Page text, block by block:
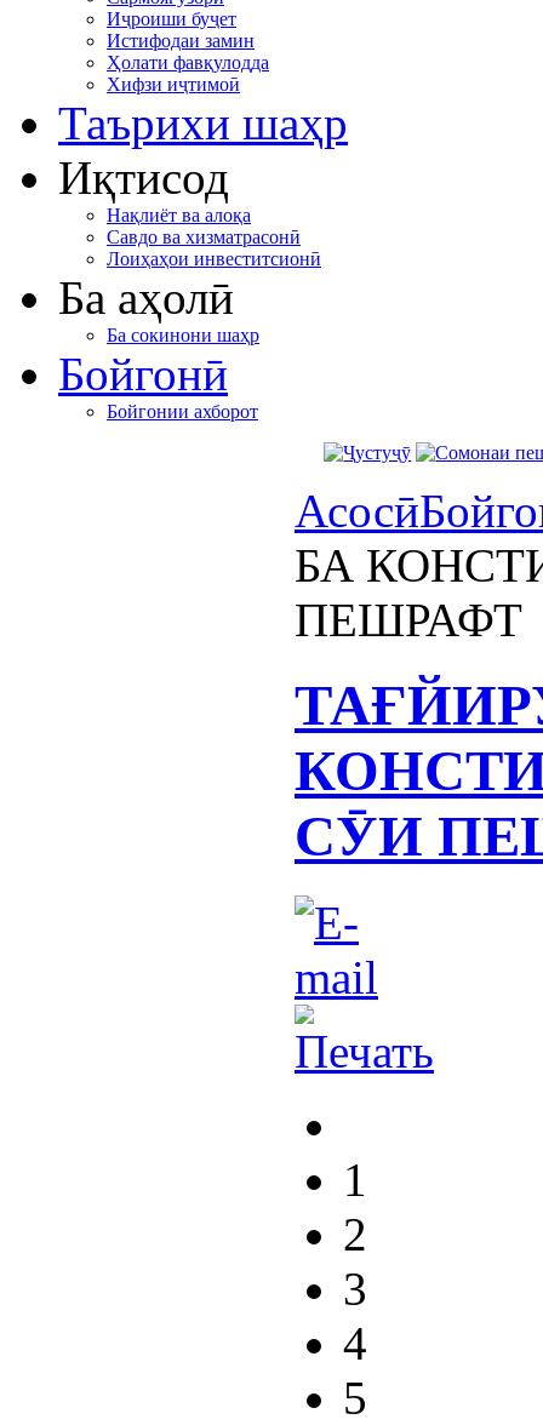
Иҷроиши буҷет
Истифодаи замин
Ҳолати фавқулодда
Хифзи иҷтимоӣ
Таърихи шаҳр
Иқтисод
Нақлиёт ва алоқа
Савдо ва хизматрасонӣ
Лоиҳаҳои инвеститсионӣ
Ба аҳолӣ
Ба сокинони шаҳр
Бойгонӣ
Бойгонии ахборот
Асосӣ
БА
ПЕШРАФТ
СӮИ
1
2
3
4
5